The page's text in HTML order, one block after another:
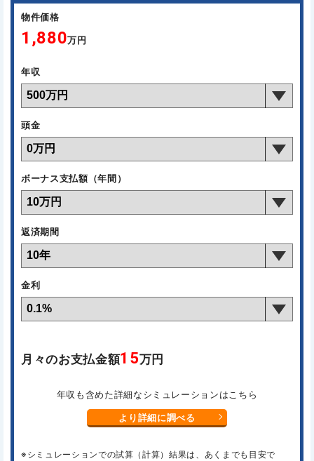
物件価格
1,880万円
年収
頭金
ボーナス支払額（年間）
返済期間
金利
月々のお支払金額15万円
年収も含めた詳細なシミュレーションはこちら
より詳細に調べる
※シミュレーションでの試算（計算）結果は、あくまでも目安で